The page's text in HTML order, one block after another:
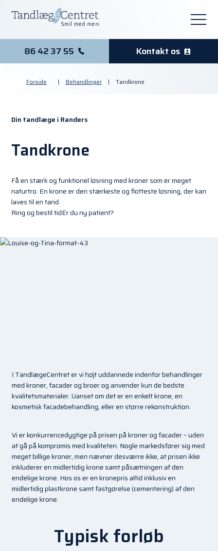
Smil med mere
Forside | Behandlinger | Tandkrone
86 42 37 55 Kontakt os
Din tandlæge i Randers
Tandkrone
Få en stærk og funktionel løsning med kroner som er meget
naturtro. En krone er den stærkeste og flotteste løsning, der kan
laves til en tand.
Ring og bestil tidEr du ny patient?
I TandlægeCentret er vi højt uddannede indenfor behandlinger
med kroner, facader og broer og anvender kun de bedste
kvalitetsmaterialer. Uanset om det er en enkelt krone, en
kosmetisk facadebehandling, eller en større rekonstruktion.
Vi er konkurrencedygtige på prisen på kroner og facader – uden
at gå på kompromis med kvaliteten. Nogle markedsfører sig med
meget billige kroner, men nævner desværre ikke, at prisen ikke
inkluderer en midlertidig krone samt påsætningen af den
endelige krone. Hos os er en kronepris altid inklusiv en
midlertidig plastkrone samt fastgørelse (cementering) af den
endelige krone.
Typisk forløb